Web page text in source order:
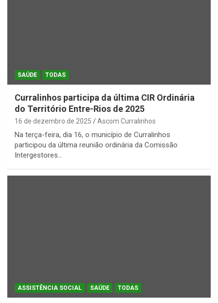
SAÚDE TODAS
Curralinhos participa da última CIR Ordinária
do Território Entre-Rios de 2025
16 de dezembro de 2025 Ascom Curralinhos
Na terça-feira, dia 16, o município de Curralinhos
participou da última reunião ordinária da Comissão
Intergestores…
ASSISTÊNCIA SOCIAL SAÚDE TODAS